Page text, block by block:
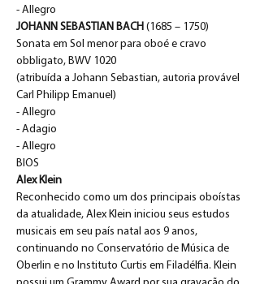
- Allegro
JOHANN SEBASTIAN BACH (1685 – 1750)
Sonata em Sol menor para oboé e cravo
obbligato, BWV 1020
(atribuída a Johann Sebastian, autoria provável
Carl Philipp Emanuel)
- Allegro
- Adagio
- Allegro
BIOS
Alex Klein
Reconhecido como um dos principais oboístas
da atualidade, Alex Klein iniciou seus estudos
musicais em seu país natal aos 9 anos,
continuando no Conservatório de Música de
Oberlin e no Instituto Curtis em Filadélfia. Klein